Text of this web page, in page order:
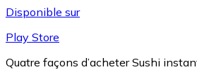
Disponible sur
Play Store
Quatre façons d’acheter Sushi